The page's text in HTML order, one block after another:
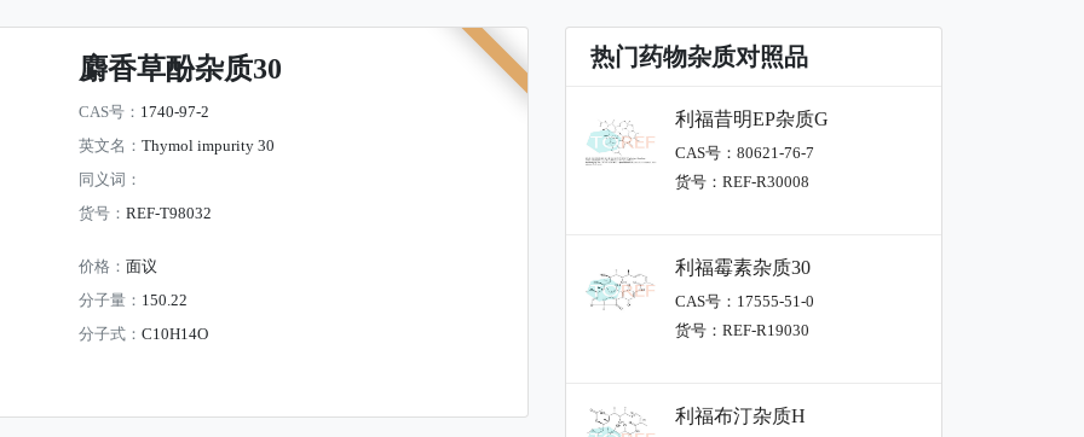
麝香草酚杂质30
CAS号： 1740-97-2
英文名： Thymol impurity 30
同义词：
货号： REF-T98032
价格： 面议
分子量： 150.22
分子式： C10H14O
热门药物杂质对照品
利福昔明EP杂质G
CAS号：80621-76-7
货号：REF-R30008
利福霉素杂质30
CAS号：17555-51-0
货号：REF-R19030
利福布汀杂质H